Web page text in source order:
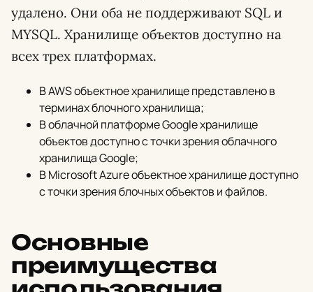
удалено. Они оба не поддерживают SQL и
MYSQL. Хранилище объектов доступно на
всех трех платформах.
В AWS объектное хранилище представлено в
терминах блочного хранилища;
В облачной платформе Google хранилище
объектов доступно с точки зрения облачного
хранилища Google;
В Microsoft Azure объектное хранилище доступно
с точки зрения блочных объектов и файлов.
Основные
преимущества